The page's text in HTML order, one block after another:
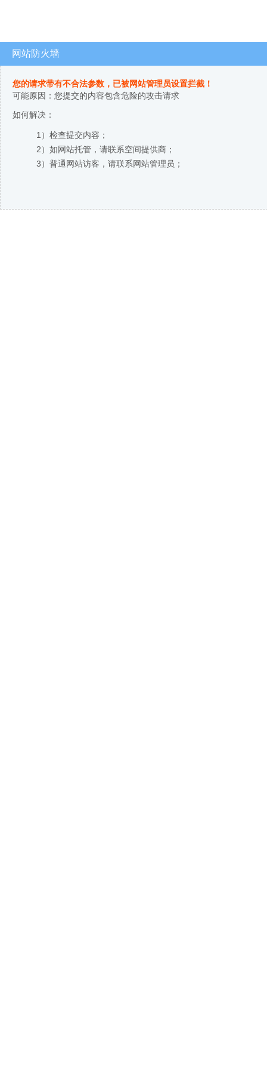
网站防火墙
您的请求带有不合法参数，已被网站管理员设置拦截！
可能原因：您提交的内容包含危险的攻击请求
如何解决：
1）检查提交内容；
2）如网站托管，请联系空间提供商；
3）普通网站访客，请联系网站管理员；